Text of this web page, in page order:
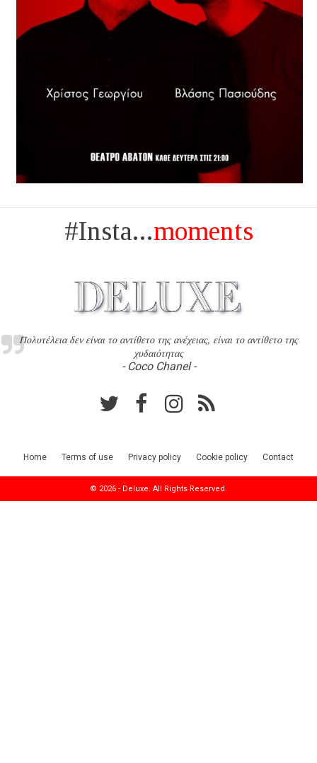
#Insta...moments
Πολυτέλεια δεν είναι το αντίθετο της ανέχειας, είναι το αντίθετο της
χυδαιότητας
- Coco Chanel -
Home Terms of use Privacy policy Cookie policy Contact
© 2026 - Deluxe. All Rights Reserved.